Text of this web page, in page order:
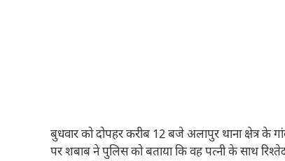
बुधवार को दोपहर करीब 12 बजे अलापुर थाना क्षेत्र के
पर शबाब ने पुलिस को बताया कि वह पत्नी के साथ